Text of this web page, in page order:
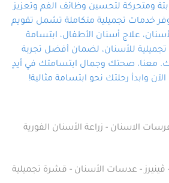
ومتحركة لتحسين وظائف الفم وتعزيز
خدمات تجميلية متكاملة تشمل تقويم
علاج أسنان الأطفال، ابتسامة
للأسنان، لضمان أفضل تجربة
معنا، صحتك وجمال ابتسامتك في أيدٍ
وابدأ رحلتك نحو ابتسامة مثالية!
الاسنان - زراعة الأسنان الفورية
ڤينيرز - عدسات الأسنان - قشرة تجميلية